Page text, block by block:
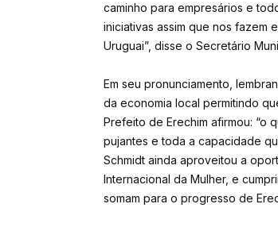
caminho para empresários e
iniciativas assim que nos fazem
Uruguai”, disse o Secretário
Em seu pronunciamento,
da economia local permitindo
Prefeito de Erechim afirmou: “o
pujantes e toda a capacidade
Schmidt ainda aproveitou a
Internacional da Mulher, e
somam para o progresso de